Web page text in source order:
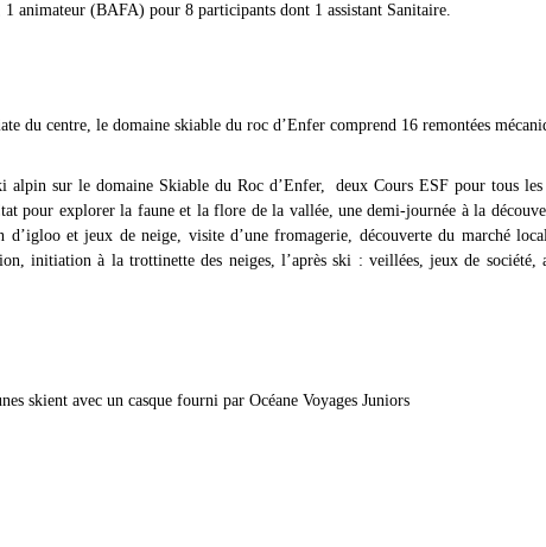
animateur (BAFA) pour 8 participants dont 1 assistant Sanitaire.
du centre, le domaine skiable du roc d’Enfer comprend 16 remontées
alpin sur le domaine Skiable du Roc d’Enfer, deux Cours ESF pour tous
pour explorer la faune et la flore de la vallée, une demi-journée à la
d’igloo et jeux de neige, visite d’une fromagerie, découverte du marché
initiation à la trottinette des neiges, l’après ski : veillées, jeux de société,
skient avec un casque fourni par Océane Voyages Juniors